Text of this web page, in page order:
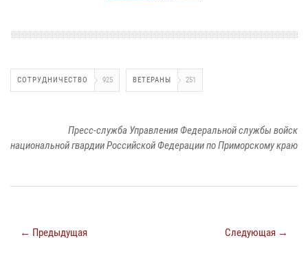
СОТРУДНИЧЕСТВО 925 ВЕТЕРАНЫ 251
Пресс-служба Управления Федеральной службы войск
национальной гвардии Российской Федерации по Приморскому краю
← Предыдущая Следующая →